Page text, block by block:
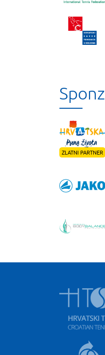
ZLATNI PARTNER